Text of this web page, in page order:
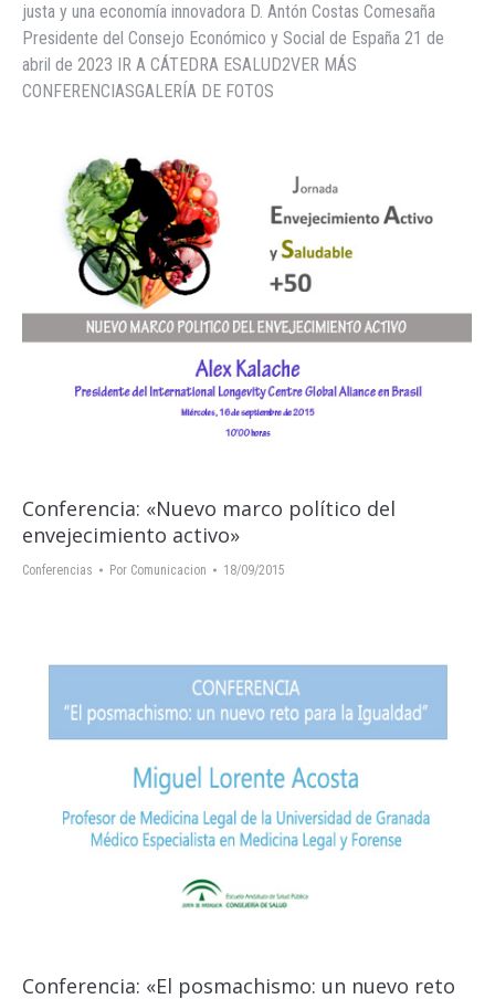
justa y una economía innovadora D. Antón Costas Comesaña
Presidente del Consejo Económico y Social de España 21 de
abril de 2023 IR A CÁTEDRA ESALUD2VER MÁS
CONFERENCIASGALERÍA DE FOTOS
Conferencia: «Nuevo marco político del
envejecimiento activo»
Conferencias Por Comunicacion 18/09/2015
Conferencia: «El posmachismo: un nuevo reto